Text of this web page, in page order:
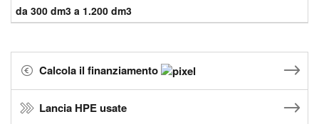
da 300 dm3 a 1.200 dm3
Calcola il finanziamento
Lancia HPE usate